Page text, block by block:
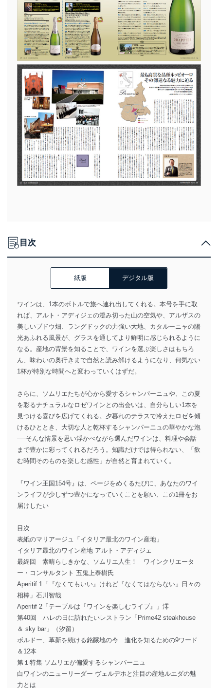
目次
紙版 デジタル版
ワインは、1本のボトルで旅へ連れ出してくれる。本号を手に取
れば、アルト・アディジェの澄み切った山の空気や、アルザスの
美しいブドウ畑、ラングドックの力強い大地、カタルーニャの陽
光あふれる風景が、グラスを通してより鮮明に感じられるように
なる。産地の背景を知ることで、ワインを選ぶ楽しさはもちろ
ん、味わいの奥行きまで自然と読み解けるようになり、何気ない
1杯が特別な時間へと変わっていくはずだ。
さらに、ソムリエたちが心から愛するシャンパーニュや、この夏
を彩るナチュラルなロゼワインとの出会いは、自分らしい1本を
見つける喜びを広げてくれる。夕暮れのテラスで冷えたロゼを傾
けるひととき、大切な人と乾杯するシャンパーニュの華やかな泡
──そんな情景を思い浮かべながら選んだワインは、料理や会話
まで豊かに彩ってくれるだろう。知識だけでは得られない、「飲
む時間そのものを楽しむ感性」が自然と育まれていく。
『ワイン王国154号』は、ページをめくるたびに、あなたのワイ
ンライフが少しずつ豊かになっていくことを願い、この1冊をお
届けしたい
目次
表紙のマリアージュ「イタリア最北のワイン産地」
イタリア最北のワイン産地 アルト・アディジェ
最終回 素晴らしきかな、ソムリエ人生！ ワインクリエータ
ー・コンサルタント 五鬼上泰樹氏
Aperitif 1「『なくてもいい』けれど『なくてはならない』日々の
相棒」石川智哉
Aperitif 2「テーブルは『ワインを楽しむライブ』」澪
第40回 ハレの日に訪れたいレストラン「Prime42 steakhouse
＆ sky bar」（汐留）
ボルドー、革新を続ける銘醸地の今 進化を知るための9ワード
＆12本
第１特集 ソムリエが偏愛するシャンパーニュ
白ワインのニューリーダー ヴェルデホと注目の産地ルエダの魅
力とは